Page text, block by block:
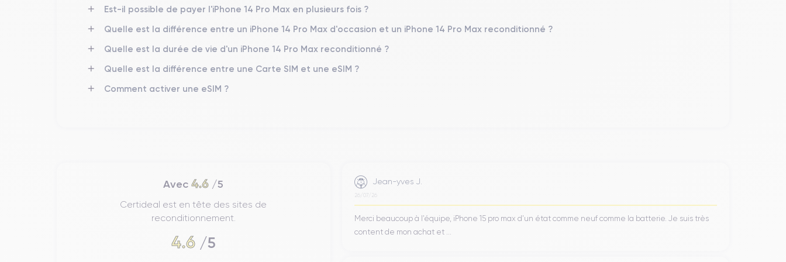
fabriqué avec une technologie de4 nm , intègre un CPU à 6 cœurs et un GPU à 5 cœurs, ce qui se traduit par une rapidité et une efficacité énergétique améliorées pour
gérer des tâches intensives sans effort. Les options de stockage vont de128 Go à 1 To, permettant de stocker une grande quantité de données sans compromis.
Audio de l’iPhone 14 Pro Max
L'iPhone 14 Pro Max
Dolby Atmos
, il affiche des couleurs éclatantes et des noirs profonds, grâce à une excellente gestion du contraste et une luminosité maximale impressionnante pouvant
pour le contenu HDR.
L'iPhone 14 Pro Max est équipé d'un système de caméra triple impressionnant, conçu pour capturer des images d'une qualité exceptionnelle sous tous les angles. Le
Est-il possible de payer l'iPhone 14 Pro Max en plusieurs fois ?
Quelle est la différence entre un iPhone 14 Pro Max d'occasion et un iPhone 14 Pro Max reconditionné ?
Quelle est la durée de vie d'un iPhone 14 Pro Max reconditionné ?
Quelle est la différence entre une Carte SIM et une eSIM ?
Comment activer une eSIM ?
Avec4.6 /5
Certideal est en tête des sites de
reconditionnement.
4.6/5
Jean-yves J.
26/07/26
Merci beaucoup à l’équipe, iPhone 15 pro max d’un état comme neuf comme la batterie. Je suis très
content de mon achat et ...